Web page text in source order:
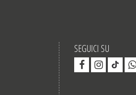
SEGUICI SU